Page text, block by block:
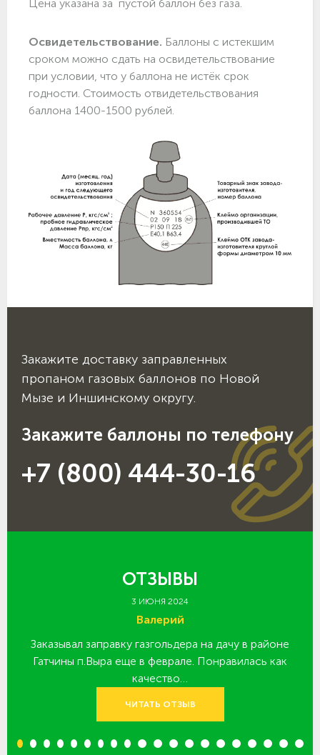
Цена указана за пустой баллон без газа.
Освидетельствование. Баллоны с истекшим
сроком можно сдать на освидетельствование
при условии, что у баллона не истёк срок
годности. Стоимость отвидетельствования
баллона 1400-1500 рублей.
Закажите доставку заправленных
пропаном газовых баллонов по Новой
Мызе и Иншинскому округу.
Закажите баллоны по телефону
+7 (800) 444-30-16
ОТЗЫВЫ
3 ИЮНЯ 2024
Валерий
Заказывал заправку газгольдера на дачу в районе
Гатчины п.Выра еще в феврале. Понравилась как
качество…
ЧИТАТЬ ОТЗЫВ
1 2 3 4 5 6 7 8 9 10 11 12 13 14 15 16 17 18 19 20